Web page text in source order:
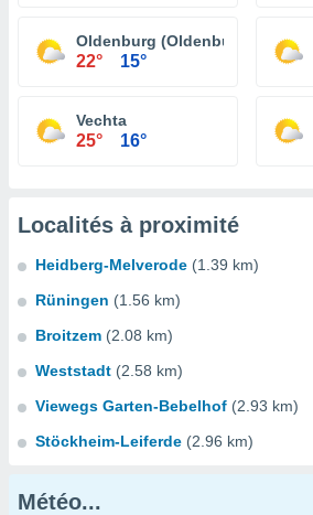
Oldenburg (Oldenburg)
22° 15°
Vechta
25° 16°
Localités à proximité
Heidberg-Melverode (1.39 km)
Rüningen (1.56 km)
Broitzem (2.08 km)
Weststadt (2.58 km)
Viewegs Garten-Bebelhof (2.93 km)
Stöckheim-Leiferde (2.96 km)
Météo...